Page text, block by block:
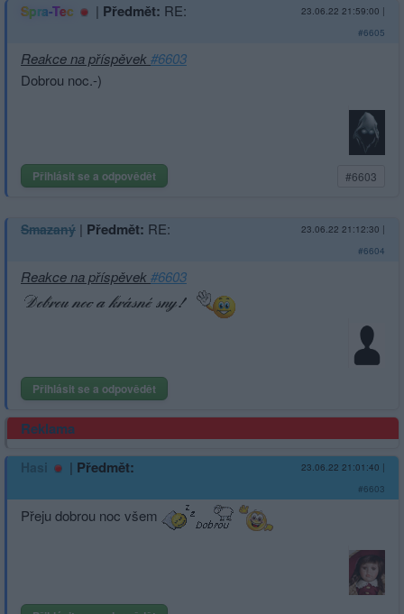
Spra-Tec | Předmět: RE: 23.06.22 21:59:00 |
#6605
Reakce na příspěvek#6603
Dobrou noc.-)
Přihlásit se a odpovědět #6603
Smazaný | Předmět: RE: 23.06.22 21:12:30 |
#6604
Reakce na příspěvek#6603
Přihlásit se a odpovědět
Reklama
Hasi | Předmět: 23.06.22 21:01:40 |
#6603
Přeju dobrou noc všem